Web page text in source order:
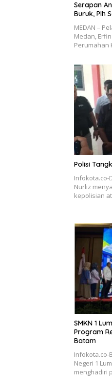
Serapan
Buruk, Plh
MEDAN –
Medan,
Perumahan
Polisi
Infokota.co-
Nurliz
kepolisian
SMKN 1
Program
Batam
Negeri 1
menghadiri